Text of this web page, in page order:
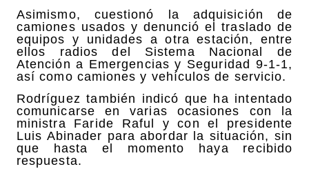
Asimismo, cuestionó la adquisición de
camiones usados y denunció el traslado de
equipos y unidades a otra estación, entre
ellos radios del Sistema Nacional de
Atención a Emergencias y Seguridad 9-1-1,
así como camiones y vehículos de servicio.
Rodríguez también indicó que ha intentado
comunicarse en varias ocasiones con la
ministra Faride Raful y con el presidente
Luis Abinader para abordar la situación, sin
que hasta el momento haya recibido
respuesta.